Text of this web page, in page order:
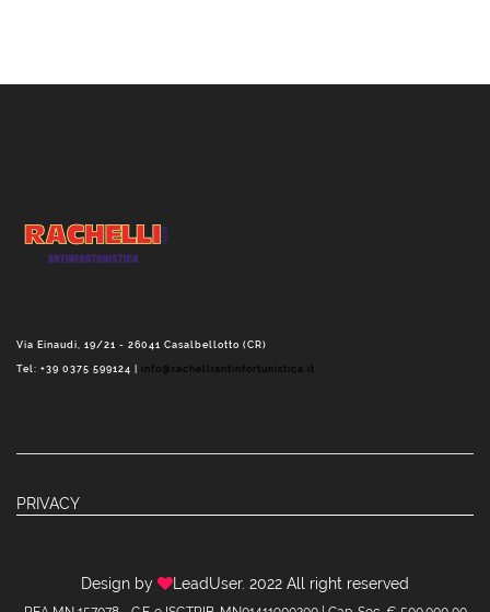
Via Einaudi, 19/21 - 26041 Casalbellotto (CR)
Tel: +39 0375 599124 | info@rachelliantinfortunistica.it
PRIVACY
Design by LeadUser. 2022 All right reserved